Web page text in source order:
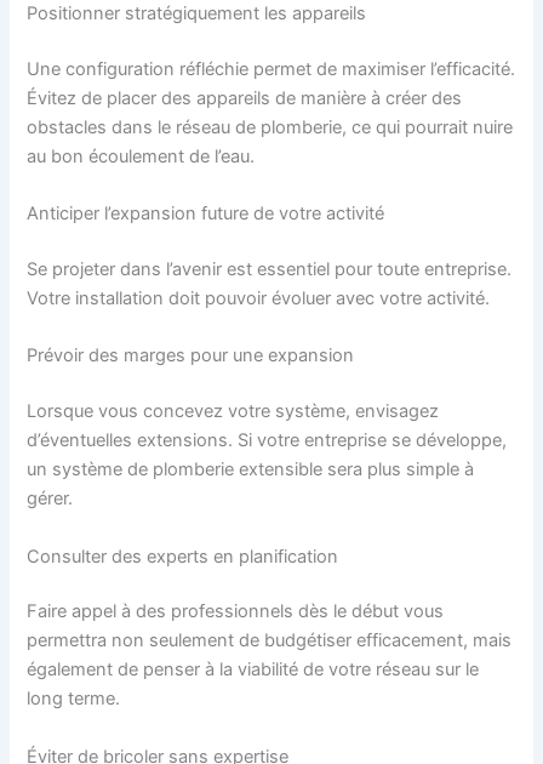
Positionner stratégiquement les appareils
Une configuration réfléchie permet de maximiser l’efficacité.
Évitez de placer des appareils de manière à créer des
obstacles dans le réseau de plomberie, ce qui pourrait nuire
au bon écoulement de l’eau.
Anticiper l’expansion future de votre activité
Se projeter dans l’avenir est essentiel pour toute entreprise.
Votre installation doit pouvoir évoluer avec votre activité.
Prévoir des marges pour une expansion
Lorsque vous concevez votre système, envisagez
d’éventuelles extensions. Si votre entreprise se développe,
un système de plomberie extensible sera plus simple à
gérer.
Consulter des experts en planification
Faire appel à des professionnels dès le début vous
permettra non seulement de budgétiser efficacement, mais
également de penser à la viabilité de votre réseau sur le
long terme.
Éviter de bricoler sans expertise